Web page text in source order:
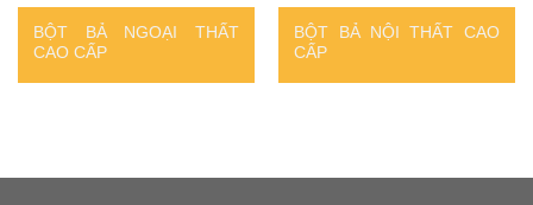
BỘT BẢ NGOẠI THẤT
CAO CẤP
BỘT BẢ NỘI THẤT CAO
CẤP